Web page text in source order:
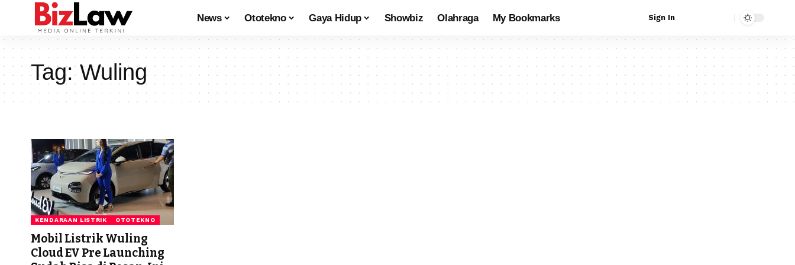
News Ototekno Gaya Hidup Showbiz Olahraga My Bookmarks Sign In
Tag:Wuling
KENDARAAN LISTRIK OTOTEKNO
Mobil Listrik Wuling
Cloud EV Pre Launching